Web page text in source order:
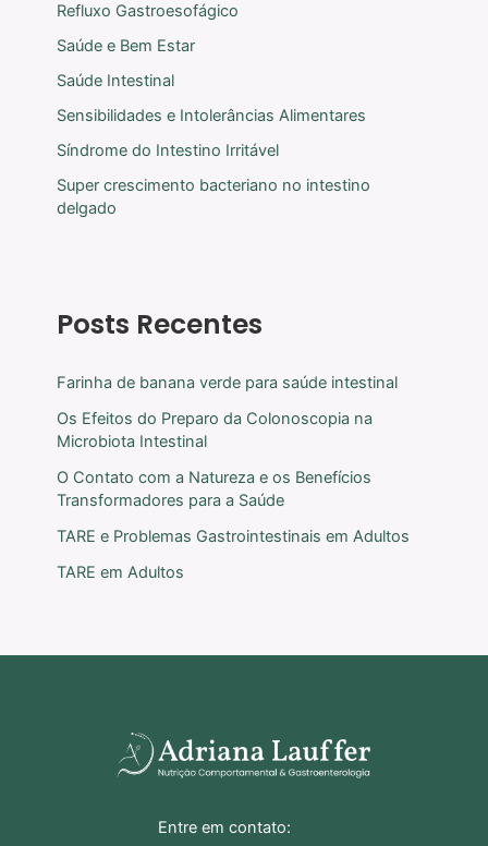
Refluxo Gastroesofágico
Saúde e Bem Estar
Saúde Intestinal
Sensibilidades e Intolerâncias Alimentares
Síndrome do Intestino Irritável
Super crescimento bacteriano no intestino
delgado
Posts Recentes
Farinha de banana verde para saúde intestinal
Os Efeitos do Preparo da Colonoscopia na
Microbiota Intestinal
O Contato com a Natureza e os Benefícios
Transformadores para a Saúde
TARE e Problemas Gastrointestinais em Adultos
TARE em Adultos
Entre em contato: